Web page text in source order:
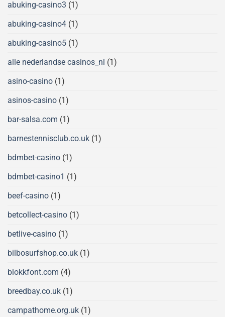
abuking-casino3 (1)
abuking-casino4 (1)
abuking-casino5 (1)
alle nederlandse casinos_nl (1)
asino-casino (1)
asinos-casino (1)
bar-salsa.com (1)
barnestennisclub.co.uk (1)
bdmbet-casino (1)
bdmbet-casino1 (1)
beef-casino (1)
betcollect-casino (1)
betlive-casino (1)
bilbosurfshop.co.uk (1)
blokkfont.com (4)
breedbay.co.uk (1)
campathome.org.uk (1)